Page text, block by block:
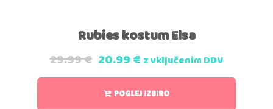
Rubies kostum Elsa
29.99€ 20.99€ z vključenim DDV
POGLEJ IZBIRO